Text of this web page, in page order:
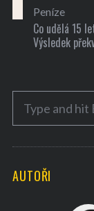
Peníze
Co udělá 15
Výsledek
c
AUTOŘI